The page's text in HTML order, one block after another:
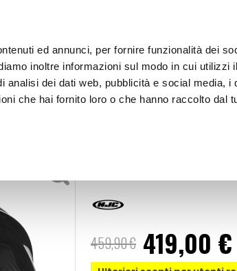
ed annunci, per fornire funzionalità dei
inoltre informazioni sul modo in cui utilizzi
analisi dei dati web, pubblicità e social media, i
che hai fornito loro o che hanno raccolto dal
459,90 € 419,00 €